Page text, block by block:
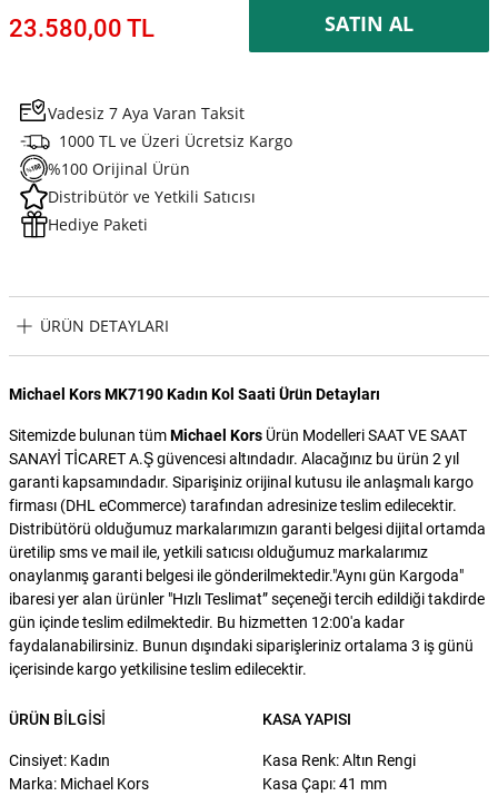
23.580,00 TL SATIN AL
Vadesiz 7 Aya Varan Taksit
1000 TL ve Üzeri Ücretsiz Kargo
%100 Orijinal Ürün
Distribütör ve Yetkili Satıcısı
Hediye Paketi
ÜRÜN DETAYLARI
Michael Kors MK7190 Kadın Kol Saati Ürün Detayları
Sitemizde bulunan tümMichael Kors Ürün Modelleri SAAT VE SAAT
SANAYİ TİCARET A.Ş güvencesi altındadır. Alacağınız bu ürün 2 yıl
garanti kapsamındadır. Siparişiniz orijinal kutusu ile anlaşmalı kargo
firması (DHL eCommerce) tarafından adresinize teslim edilecektir.
Distribütörü olduğumuz markalarımızın garanti belgesi dijital ortamda
üretilip sms ve mail ile, yetkili satıcısı olduğumuz markalarımız
onaylanmış garanti belgesi ile gönderilmektedir."Aynı gün Kargoda"
ibaresi yer alan ürünler "Hızlı Teslimat” seçeneği tercih edildiği takdirde
gün içinde teslim edilmektedir. Bu hizmetten 12:00'a kadar
faydalanabilirsiniz. Bunun dışındaki siparişleriniz ortalama 3 iş günü
içerisinde kargo yetkilisine teslim edilecektir.
ÜRÜN BILGISI
Cinsiyet: Kadın
Marka: Michael Kors
KASA YAPISI
Kasa Renk: Altın Rengi
Kasa Çapı: 41 mm